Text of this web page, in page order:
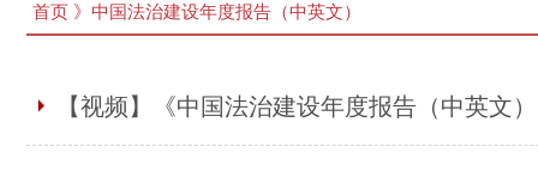
首页 》中国法治建设年度报告（中英文）
【视频】《中国法治建设年度报告（中英文